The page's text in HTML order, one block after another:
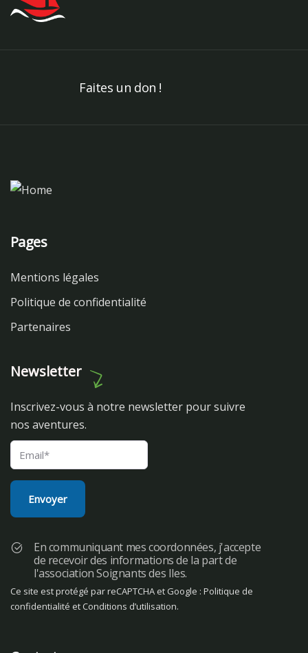
Faites un don !
Pages
Mentions légales
Politique de confidentialité
Partenaires
Newsletter
Inscrivez-vous à notre newsletter pour suivre
nos aventures.
En communiquant mes coordonnées, j'accepte
de recevoir des informations de la part de
l'association Soignants des Iles.
Ce site est protégé par reCAPTCHA et Google : Politique de
confidentialité etConditions d’utilisation.